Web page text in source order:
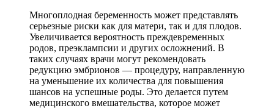
Многоплодная беременность может представлять
серьезные риски как для матери, так и для плодов.
Увеличивается вероятность преждевременных
родов, преэклампсии и других осложнений. В
таких случаях врачи могут рекомендовать
редукцию эмбрионов — процедуру, направленную
на уменьшение их количества для повышения
шансов на успешные роды. Это делается путем
медицинского вмешательства, которое может